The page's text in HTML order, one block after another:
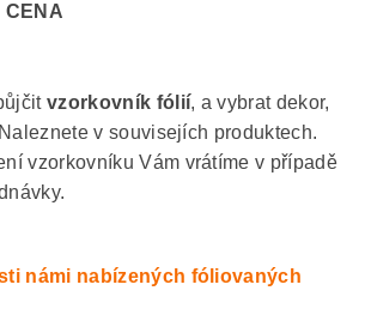
CENA
vzorkovník fólií, a vybrat dekor,
v souvisejích produktech.
vzorkovníku Vám vrátíme v případě
námi nabízených fóliovaných